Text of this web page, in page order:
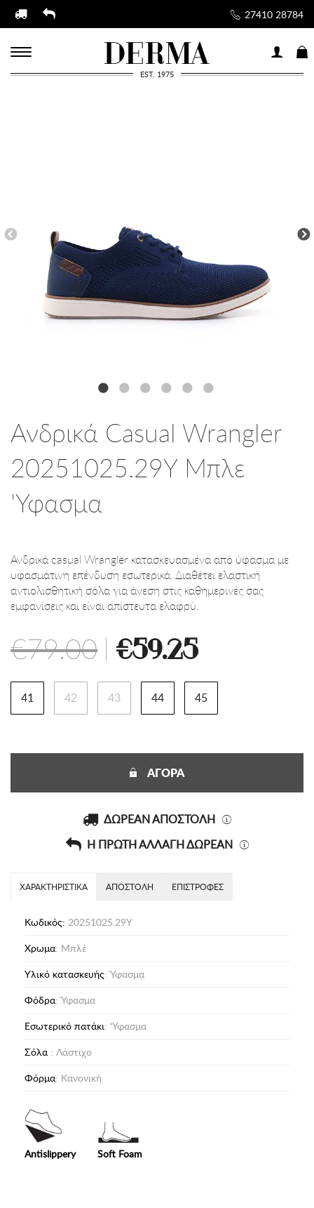
27410 28784
EST. 1975
Ανδρικά Casual Wrangler
20251025.29Y Μπλε
'Υφασμα
Ανδρικά casual Wrangler κατασκευασμένα από ύφασμα με
υφασμάτινη επένδυση εσωτερικά. Διαθέτει ελαστική
αντιολισθητική σόλα για άνεση στις καθημερινές σας
εμφανίσεις και είναι απίστευτα ελαφρύ.
€79.00 €59.25
41 42 43 44 45
ΑΓΟΡΑ
ΔΩΡΕΑΝ ΑΠΟΣΤΟΛΗ
Η ΠΡΩΤΗ ΑΛΛΑΓΗ ΔΩΡΕΑΝ
ΧΑΡΑΚΤΗΡΙΣΤΙΚΑ ΑΠΟΣΤΟΛΗ ΕΠΙΣΤΡΟΦΕΣ
Κωδικός: 20251025.29Y
Χρωμα: Μπλέ
Υλικό κατασκευής: Ύφασμα
Φόδρα: Ύφασμα
Eσωτερικό πατάκι: 'Υφασμα
Σόλα : Λάστιχο
Φόρμα: Κανονική
Antislippery Soft Foam